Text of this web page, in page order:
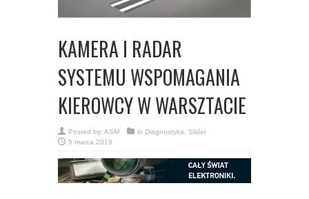
KAMERA I RADAR
SYSTEMU WSPOMAGANIA
KIEROWCY W WARSZTACIE
Posted by: ASM in Diagnostyka
Slider
5 marca 2019